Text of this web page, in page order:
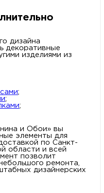
дизайна
декоративные
изделиями из
;
;
;
и Обои» вы
элементы для
по Санкт-
области и всей
позволит
ремонта,
дизайнерских